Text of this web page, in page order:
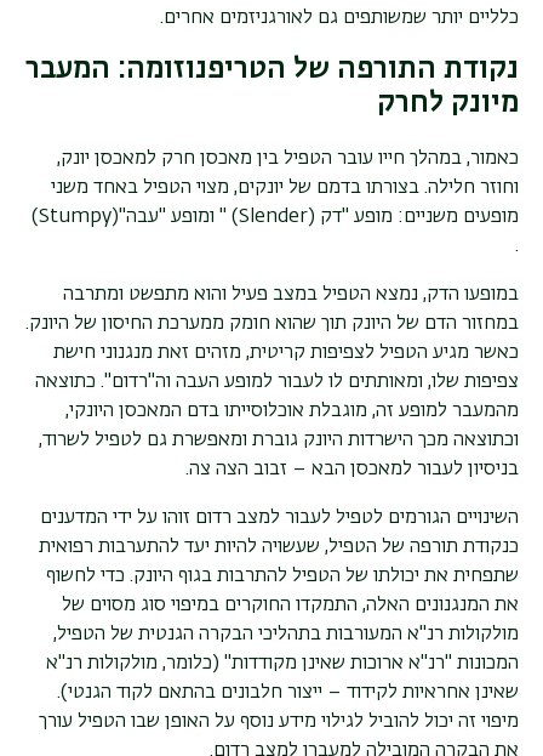
כלליים יותר שמשותפים גם לאורגניזמים אחרים.
נקודת התורפה של הטריפנוזומה: המעבר
מיונק לחרק
כאמור, במהלך חייו עובר הטפיל בין מאכסן חרק למאכסן יונק,
וחוזר חלילה. בצורתו בדמם של יונקים, מצוי הטפיל באחד משני
מופעים משניים: מופע "דק (Slender) " ומופע "עבה"(Stumpy)
.
במופעו הדק, נמצא הטפיל במצב פעיל והוא מתפשט ומתרבה
במחזור הדם של היונק תוך שהוא חומק ממערכת החיסון של היונק.
כאשר מגיע הטפיל לצפיפות קריטית, מזהים זאת מנגנוני חישת
צפיפות שלו, ומאותתים לו לעבור למופע העבה וה"רדום". כתוצאה
מהמעבר למופע זה, מוגבלת אוכלוסייתו בדם המאכסן היונקי,
וכתוצאה מכך הישרדות היונק גוברת ומאפשרת גם לטפיל לשרוד,
בניסיון לעבור למאכסן הבא – זבוב הצה צה.
השינויים הגורמים לטפיל לעבור למצב רדום זוהו על ידי המדענים
כנקודת תורפה של הטפיל, שעשויה להיות יעד להתערבות רפואית
שתפחית את יכולתו של הטפיל להתרבות בגוף היונק. כדי לחשוף
את המנגנונים האלה, התמקדו החוקרים במיפוי סוג מסוים של
מולקולות רנ"א המעורבות בתהליכי הבקרה הגנטית של הטפיל,
המכונות "רנ"א ארוכות שאינן מקודדות" (כלומר, מולקולות רנ"א
שאינן אחראיות לקידוד – ייצור חלבונים בהתאם לקוד הגנטי).
מיפוי זה יכול להוביל לגילוי מידע נוסף על האופן שבו הטפיל עורך
את הבקרה המובילה למעברו למצב רדום.